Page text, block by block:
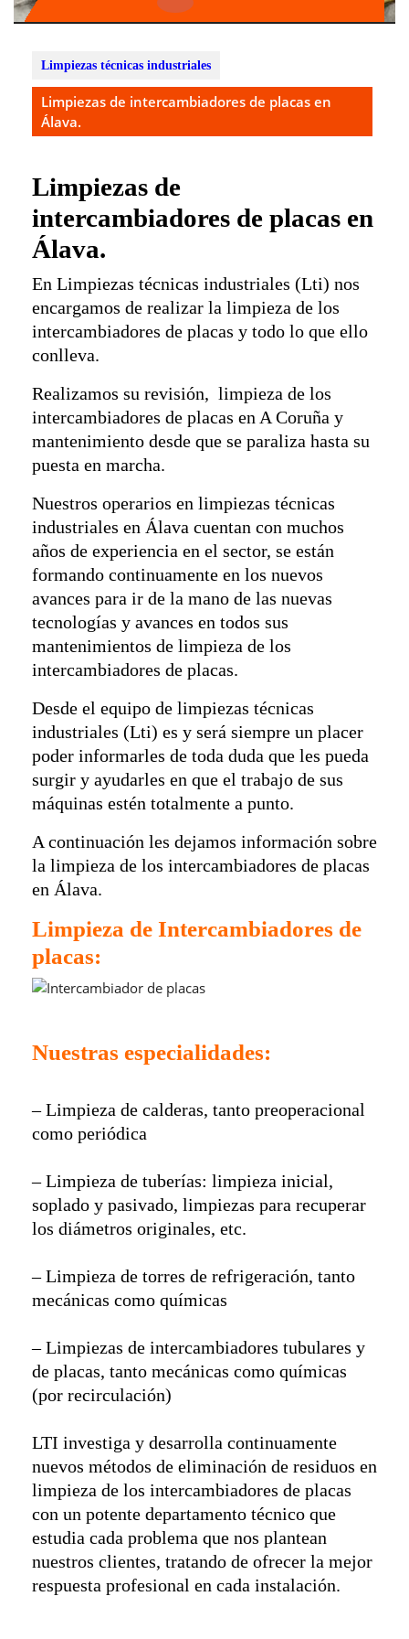
Botón
apertura
Limpiezas técnicas industriales
Limpiezas de intercambiadores de placas en
Álava.
Limpiezas de
intercambiadores de placas en
Álava.
En Limpiezas técnicas industriales (Lti) nos
encargamos de realizar la limpieza de los
intercambiadores de placas y todo lo que ello
conlleva.
Realizamos su revisión, limpieza de los
intercambiadores de placas en A Coruña y
mantenimiento desde que se paraliza hasta su
puesta en marcha.
Nuestros operarios en limpiezas técnicas
industriales en Álava cuentan con muchos
años de experiencia en el sector, se están
formando continuamente en los nuevos
avances para ir de la mano de las nuevas
tecnologías y avances en todos sus
mantenimientos de limpieza de los
intercambiadores de placas.
Desde el equipo de limpiezas técnicas
industriales (Lti) es y será siempre un placer
poder informarles de toda duda que les pueda
surgir y ayudarles en que el trabajo de sus
máquinas estén totalmente a punto.
A continuación les dejamos información sobre
la limpieza de los intercambiadores de placas
en Álava.
Limpieza de Intercambiadores de
placas:
Nuestras especialidades:
– Limpieza de calderas, tanto preoperacional
como periódica
– Limpieza de tuberías: limpieza inicial,
soplado y pasivado, limpiezas para recuperar
los diámetros originales, etc.
– Limpieza de torres de refrigeración, tanto
mecánicas como químicas
– Limpiezas de intercambiadores tubulares y
de placas, tanto mecánicas como químicas
(por recirculación)
LTI investiga y desarrolla continuamente
nuevos métodos de eliminación de residuos en
limpieza de los intercambiadores de placas
con un potente departamento técnico que
estudia cada problema que nos plantean
nuestros clientes, tratando de ofrecer la mejor
respuesta profesional en cada instalación.